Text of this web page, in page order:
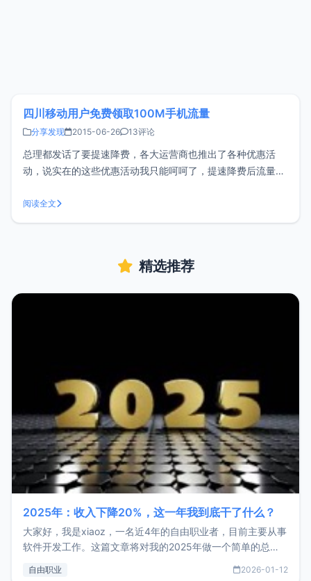
四川移动用户免费领取100M手机流量
分享发现 2015-06-26 13评论
总理都发话了要提速降费，各大运营商也推出了各种优惠活
动，说实在的这些优惠活动我只能呵呵了，提速降费后流量还
流量的方法，蚊子小也是肉嘛，总比没有的好。一、关注 微信
搜索昵称“四川移动新生活” 微信搜索微信号scyd-newlife
阅读全文
精选推荐
2025年：收入下降20%，这一年我到底干了什么？
大家好，我是xiaoz，一名近4年的自由职业者，目前主要从事
软件开发工作。这篇文章将对我的2025年做一个简单的总
收入下降20%，但却过得很充实，2026年不求突破，但求保
自由职业 2026-01-12